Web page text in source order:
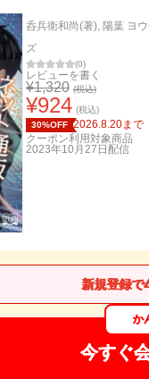
呑兵衛和尚(著), 陽葉 ヨ
ズ
(0)
レビューを書く
¥1,320 (税込)
¥924 (税込)
30%OFF 2026.8.20まで
クーポン利用対象商品
2023年10月27日 配信
新規登録で
か
今すぐ